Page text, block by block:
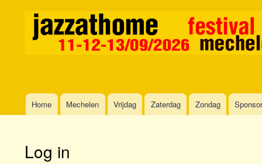
MainHome Mechelen Vrijdag Zaterdag Zondag
Log in